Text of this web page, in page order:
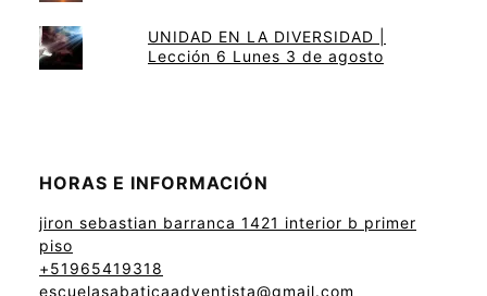
UNIDAD EN LA DIVERSIDAD |
Lección 6 Lunes 3 de agosto
HORAS E INFORMACIÓN
jiron sebastian barranca 1421 interior b primer
piso
+51965419318
escuelasabaticaadventista@gmail.com